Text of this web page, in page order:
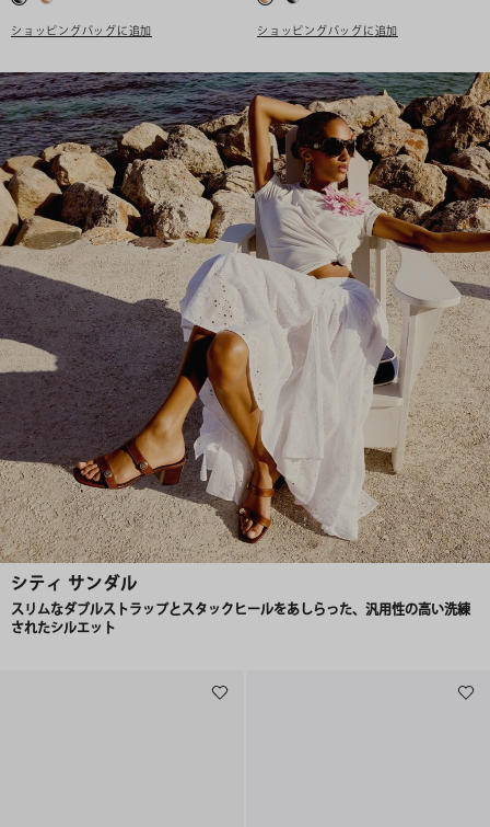
ショッピングバッグに追加 ショッピングバッグに追加
シティ サンダル
スリムなダブルストラップとスタックヒールをあしらった、汎用性の高い洗練
されたシルエット